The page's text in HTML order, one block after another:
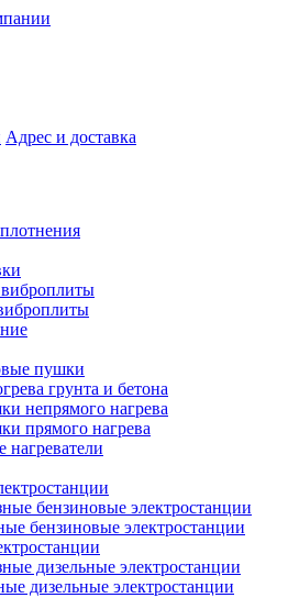
Адрес и доставка
пушки
грунта и бетона
непрямого нагрева
прямого нагрева
нагреватели
бензиновые электростанции
бензиновые электростанции
дизельные электростанции
дизельные электростанции